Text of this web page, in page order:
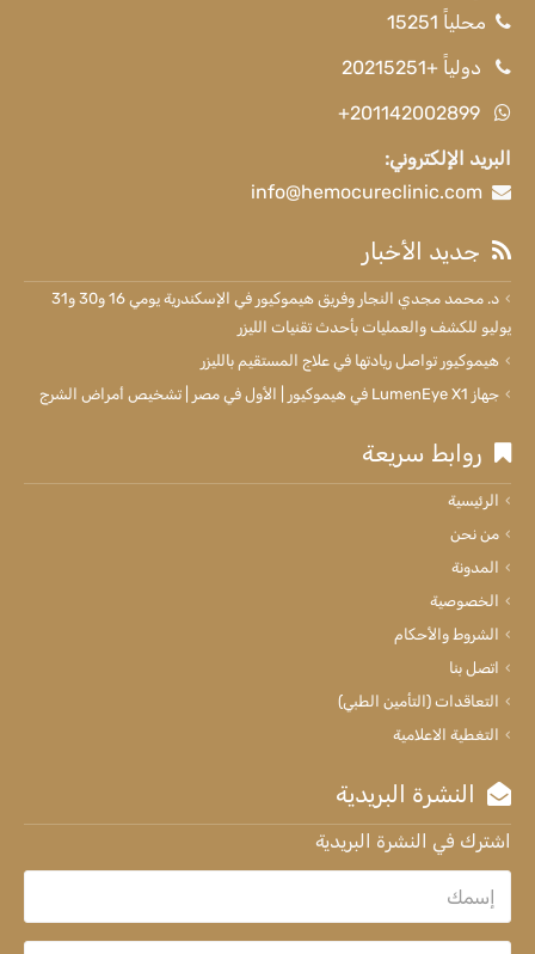
محلياً 15251
دولياً +20215251
+201142002899
البريد الإلكتروني:
info@hemocureclinic.com
جديد الأخبار
د. محمد مجدي النجار وفريق هيموكيور في الإسكندرية يومي 16 و30 و31
يوليو للكشف والعمليات بأحدث تقنيات الليزر
هيموكيور تواصل ريادتها في علاج المستقيم بالليزر
جهاز LumenEye X1 في هيموكيور | الأول في مصر | تشخيص أمراض الشرج
روابط سريعة
الرئيسية
من نحن
المدونة
الخصوصية
الشروط والأحكام
اتصل بنا
التعاقدات (التأمين الطبي)
التغطية الاعلامية
النشرة البريدية
اشترك في النشرة البريدية